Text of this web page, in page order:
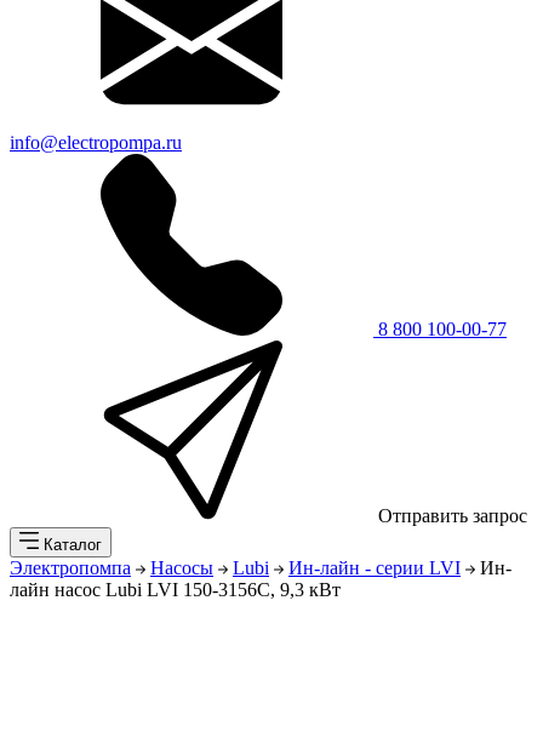
info@electropompa.ru
8 800 100-00-77
Отправить запрос
Каталог
Электропомпа Насосы Lubi Ин-лайн - серии LVI
Ин-
лайн насос Lubi LVI 150-3156C, 9,3 кВт